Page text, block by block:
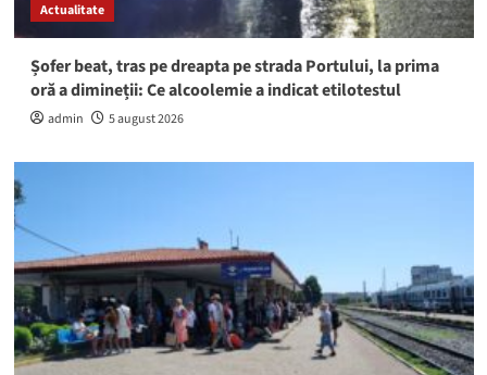
Actualitate
Șofer beat, tras pe dreapta pe strada Portului, la prima
oră a dimineții: Ce alcoolemie a indicat etilotestul
admin 5 august 2026